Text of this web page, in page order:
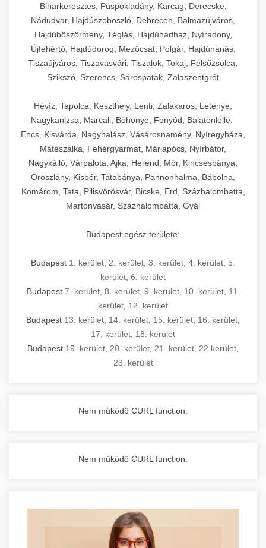
Biharkeresztes, Püspökladány, Karcag, Derecske,
Nádudvar, Hajdúszoboszló, Debrecen, Balmazújváros,
Hajdúböszörmény, Téglás, Hajdúhadház, Nyíradony,
Újfehértó, Hajdúdorog, Mezőcsát, Polgár, Hajdúnánás,
Tiszaújváros, Tiszavasvári, Tiszalök, Tokaj, Felsőzsolca,
Szikszó, Szerencs, Sárospatak, Zalaszentgrót
Hévíz, Tapolca, Keszthely, Lenti, Zalakaros, Letenye,
Nagykanizsa, Marcali, Böhönye, Fonyód, Balatonlelle,
Encs, Kisvárda, Nagyhalász, Vásárosnamény, Nyíregyháza,
Mátészalka, Fehérgyarmat, Máriapócs, Nyírbátor,
Nagykálló, Várpalota, Ajka, Herend, Mór, Kincsesbánya,
Oroszlány, Kisbér, Tatabánya, Pannonhalma, Bábolna,
Komárom, Tata, Pilisvörösvár, Bicske, Érd, Százhalombatta,
Martonvásár, Százhalombatta, Gyál
Budapest egész területe:
Budapest 1. kerület 2. kerület 3. kerület 4. kerület 5.
kerület 6. kerület
Budapest 7. kerület, 8. kerület, 9. kerület, 10. kerület, 11.
kerület 12. kerület
Budapest 13. kerület 14. kerület 15. kerület 16. kerület
17. kerület 18. kerület
Budapest 19. kerület 20. kerület 21. kerület 22.kerület
23. kerület
Nem működő CURL function.
Nem működő CURL function.